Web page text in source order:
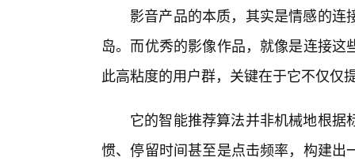
影音产品的本质，其实是情感的
岛。而优秀的影像作品，就像是连接
此高粘度的用户群，关键在于它不仅仅
它的智能推荐算法并非机械地根
惯、停留时间甚至是点击频率，构建